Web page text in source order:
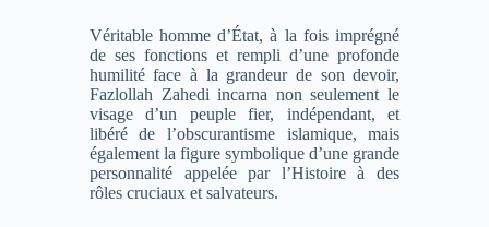
Véritable homme d’État, à la fois imprégné
de ses fonctions et rempli d’une profonde
humilité face à la grandeur de son devoir,
Fazlollah Zahedi incarna non seulement le
visage d’un peuple fier, indépendant, et
libéré de l’obscurantisme islamique, mais
également la figure symbolique d’une grande
personnalité appelée par l’Histoire à des
rôles cruciaux et salvateurs.